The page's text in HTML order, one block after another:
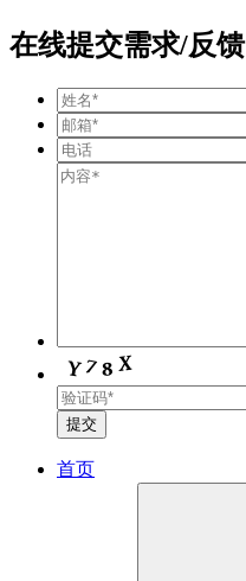
在线提交需求/反馈
首页